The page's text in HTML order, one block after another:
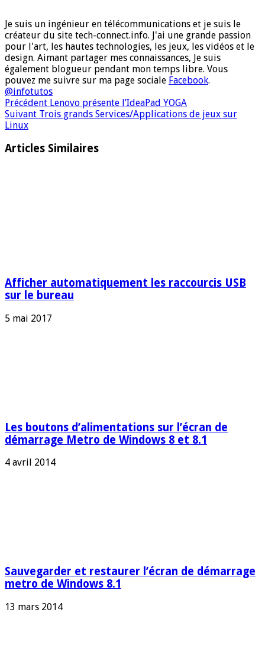
Je suis un ingénieur en télécommunications et je suis le
créateur du site tech-connect.info. J'ai une grande passion
pour l'art, les hautes technologies, les jeux, les vidéos et le
design. Aimant partager mes connaissances, Je suis
également blogueur pendant mon temps libre. Vous
pouvez me suivre sur ma page sociale Facebook.
@infotutos
Précédent Lenovo présente l’IdeaPad YOGA
Suivant Trois grands Services/Applications de jeux sur
Linux
Articles Similaires
Afficher automatiquement les raccourcis USB
sur le bureau
5 mai 2017
Les boutons d’alimentations sur l’écran de
démarrage Metro de Windows 8 et 8.1
4 avril 2014
Sauvegarder et restaurer l’écran de démarrage
metro de Windows 8.1
13 mars 2014